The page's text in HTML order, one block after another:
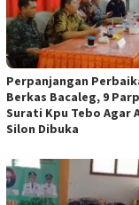
Perpanjangan
Berkas Bacaleg, 9
Surati Kpu Tebo Agar
Silon Dibuka